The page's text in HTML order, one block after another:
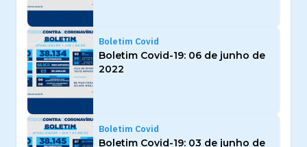
Boletim Covid
Boletim Covid-19: 06 de junho de
2022
Boletim Covid
Boletim Covid-19: 03 de junho de